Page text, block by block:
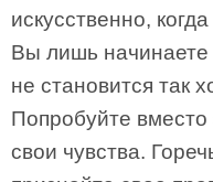
искусственно,
Вы лишь начинаете
не становится так
Попробуйте вместо
свои чувства.